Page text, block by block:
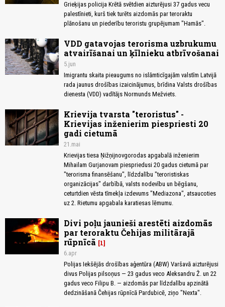
Grieķijas policija Krētā svētdien aizturējusi 37 gadus vecu
palestīnieti, kurš tiek turēts aizdomās par teroraktu
plānošanu un piederību teroristu grupējumam "Hamās".
VDD gatavojas terorisma uzbrukumu
atvairīšanai un ķīlnieku atbrīvošanai
5.jun
Imigrantu skaita pieaugums no islāmticīgajām valstīm Latvijā
rada jaunus drošības izaicinājumus, brīdina Valsts drošības
dienesta (VDD) vadītājs Normunds Mežviets.
Krievija tvarsta "teroristus" -
Krievijas inženierim piespriesti 20
gadi cietumā
21.mai
Krievijas tiesa Ņižņijnovgorodas apgabalā inženierim
Mihailam Gurjanovam piespriedusi 20 gadus cietumā par
"terorisma finansēšanu", līdzdalību "teroristiskas
organizācijas" darbībā, valsts nodevību un bēgšanu,
ceturtdien vēsta tīmekļa izdevums "Mediazona", atsaucoties
uz 2. Rietumu apgabala karatiesas lēmumu.
Divi poļu jaunieši arestēti aizdomās
par teroraktu Čehijas militārajā
rūpnīcā
1
6.apr
Polijas Iekšējās drošības aģentūra (ABW) Varšavā aizturējusi
divus Polijas pilsoņus — 23 gadus veco Aleksandru Ž. un 22
gadus veco Filipu B. — aizdomās par līdzdalību apzinātā
dedzināšanā Čehijas rūpnīcā Pardubicē, ziņo "Nexta".